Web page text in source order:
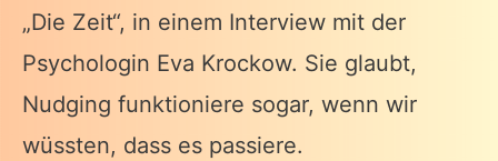
„Die Zeit“, in einem Interview mit der
Psychologin Eva Krockow. Sie glaubt,
Nudging funktioniere sogar, wenn wir
wüssten, dass es passiere.